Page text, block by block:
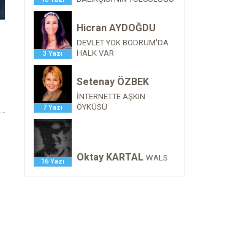
3 Yazı
Hicran AYDOĞDU
DEVLET YOK BODRUM'DA
HALK VAR
7 Yazı
Setenay ÖZBEK
İNTERNETTE AŞKIN
ÖYKÜSÜ
16 Yazı Oktay KARTAL WALS